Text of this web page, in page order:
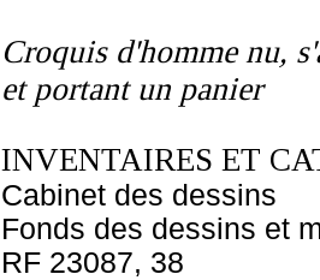
Croquis d'homme nu,
et portant un panier
INVENTAIRES ET
Cabinet des dessins
Fonds des dessins et
RF 23087, 38